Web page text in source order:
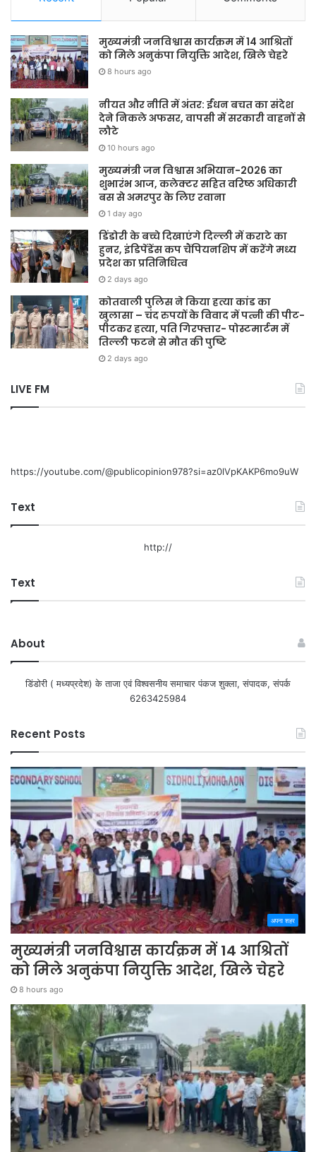
मुख्यमंत्री जनविश्वास कार्यक्रम में 14 आश्रितों
को मिले अनुकंपा नियुक्ति आदेश, खिले चेहरे
8 hours ago
नीयत और नीति में अंतर: ईंधन बचत का संदेश
देने निकले अफसर, वापसी में सरकारी वाहनों से
लौटे
10 hours ago
मुख्यमंत्री जन विश्वास अभियान-2026 का
शुभारंभ आज, कलेक्टर सहित वरिष्ठ अधिकारी
बस से अमरपुर के लिए रवाना
1 day ago
डिंडोरी के बच्चे दिखाएंगे दिल्ली में कराटे का
हुनर, इंडिपेंडेंस कप चैंपियनशिप में करेंगे मध्य
प्रदेश का प्रतिनिधित्व
2 days ago
कोतवाली पुलिस ने किया हत्या कांड का
खुलासा – चंद रुपयों के विवाद में पत्नी की पीट-
पीटकर हत्या, पति गिरफ्तार- पोस्टमार्टम में
तिल्ली फटने से मौत की पुष्टि
2 days ago
LIVE FM
https://youtube.com/@publicopinion978?si=az0lVpKAKP6mo9uW
Text
http://
Text
About
डिंडोरी ( मध्यप्रदेश) के ताजा एवं विश्वसनीय समाचार पंकज शुक्ला, संपादक, संपर्क
6263425984
Recent Posts
अपना शहर
मुख्यमंत्री जनविश्वास कार्यक्रम में 14 आश्रितों
को मिले अनुकंपा नियुक्ति आदेश, खिले चेहरे
8 hours ago